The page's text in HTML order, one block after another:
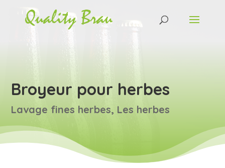
Broyeur pour herbes
Lavage fines herbes, Les herbes